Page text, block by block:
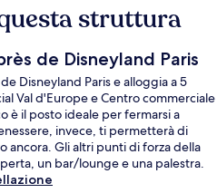
struttura
de Disneyland Paris
Disneyland Paris e alloggia a 5
Val d'Europe e Centro commerciale
è il posto ideale per fermarsi a
invece, ti permetterà di
ancora. Gli altri punti di forza della
un bar/lounge e una palestra.